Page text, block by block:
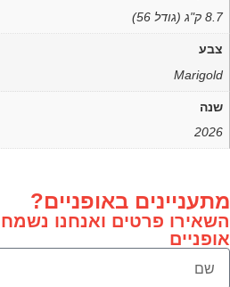
8.7 ק"ג (גודל 56)
צבע
Marigold
שנה
2026
מתעניינים באופניים?
השאירו פרטים ואנחנו
אופניים